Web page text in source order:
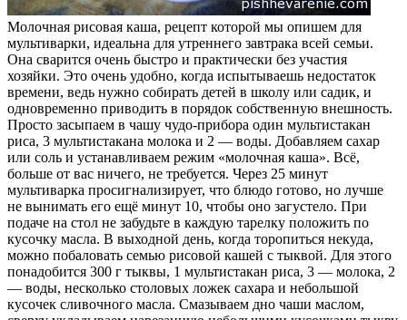
Молочная рисовая каша, рецепт которой мы опишем для
мультиварки, идеальна для утреннего завтрака всей семьи.
Она сварится очень быстро и практически без участия
хозяйки. Это очень удобно, когда испытываешь недостаток
времени, ведь нужно собирать детей в школу или садик, и
одновременно приводить в порядок собственную внешность.
Просто засыпаем в чашу чудо-прибора один мультистакан
риса, 3 мультистакана молока и 2 — воды. Добавляем сахар
или соль и устанавливаем режим «молочная каша». Всё,
больше от вас ничего, не требуется. Через 25 минут
мультиварка просигнализирует, что блюдо готово, но лучше
не вынимать его ещё минут 10, чтобы оно загустело. При
подаче на стол не забудьте в каждую тарелку положить по
кусочку масла. В выходной день, когда торопиться некуда,
можно побаловать семью рисовой кашей с тыквой. Для этого
понадобится 300 г тыквы, 1 мультистакан риса, 3 — молока, 2
— воды, несколько столовых ложек сахара и небольшой
кусочек сливочного масла. Смазываем дно чаши маслом,